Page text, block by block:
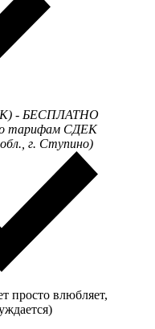
- БЕСПЛАТНО
тарифам СДЕК
г. Ступино)
просто влюбляет,